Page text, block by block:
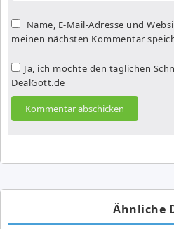
Name, E-Mail-Adresse und
meinen nächsten Kommentar
Ja, ich möchte den täglichen
DealGott.de
Ähnliche